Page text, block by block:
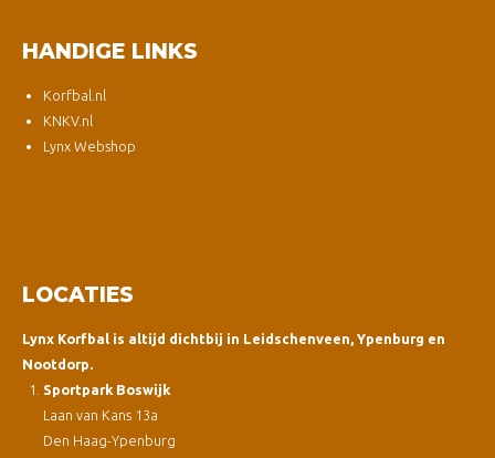
HANDIGE LINKS
Korfbal.nl
KNKV.nl
Lynx Webshop
LOCATIES
Lynx Korfbal is altijd dichtbij in Leidschenveen, Ypenburg en
Nootdorp.
Sportpark Boswijk
Laan van Kans 13a
Den Haag-Ypenburg